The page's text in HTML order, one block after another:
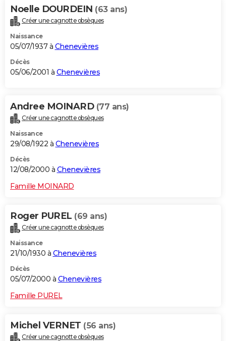
Noelle DOURDEIN (63 ans)
Créer une cagnotte obsèques
Naissance
05/07/1937 à Chenevières
Décès
05/06/2001 à Chenevières
Andree MOINARD (77 ans)
Créer une cagnotte obsèques
Naissance
29/08/1922 à Chenevières
Décès
12/08/2000 à Chenevières
Famille MOINARD
Roger PUREL (69 ans)
Créer une cagnotte obsèques
Naissance
21/10/1930 à Chenevières
Décès
05/07/2000 à Chenevières
Famille PUREL
Michel VERNET (56 ans)
Créer une cagnotte obsèques